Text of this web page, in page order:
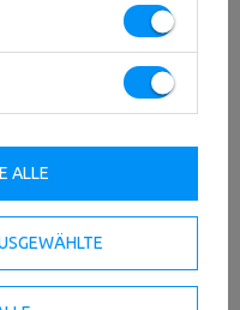
ALLE